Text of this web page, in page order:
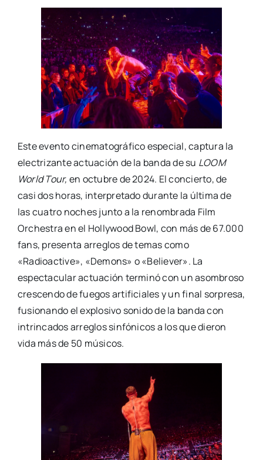
Este evento cinematográfico especial, captura la
electrizante actuación de la banda de su LOOM
World Tour, en octubre de 2024. El concierto, de
casi dos horas, interpretado durante la última de
las cuatro noches junto a la renombrada Film
Orchestra en el Hollywood Bowl, con más de 67.000
fans, presenta arreglos de temas como
«Radioactive», «Demons» o «Believer». La
espectacular actuación terminó con un asombroso
crescendo de fuegos artificiales y un final sorpresa,
fusionando el explosivo sonido de la banda con
intrincados arreglos sinfónicos a los que dieron
vida más de 50 músicos.